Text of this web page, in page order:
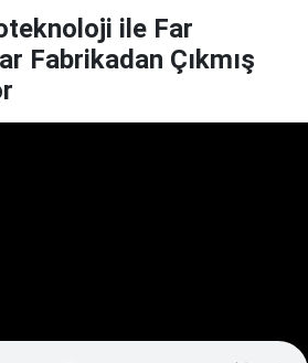
ile Far
Fabrikadan Çıkmış